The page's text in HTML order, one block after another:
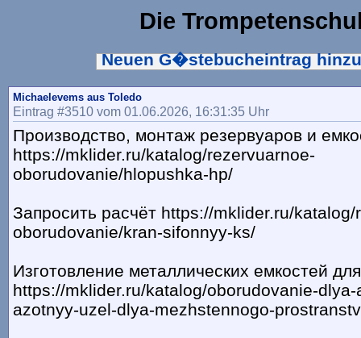
Die
Neuen G�stebucheintrag
Michaelevems aus Toledo
Eintrag #3510 vom 01.06.2026, 16:31:35 Uhr
Производство, монтаж резервуаров и
https://mklider.ru/katalog/rezervuarnoe-
oborudovanie/hlopushka-hp/
Запросить расчёт https://mklider.ru/
oborudovanie/kran-sifonnyy-ks/
Изготовление металлических емкостей
https://mklider.ru/katalog/oborudovanie-
azotnyy-uzel-dlya-mezhstennogo-